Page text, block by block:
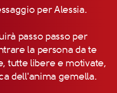
per Alessia.
passo passo per
la persona da te
tutte libere e motivate,
dell'anima gemella.